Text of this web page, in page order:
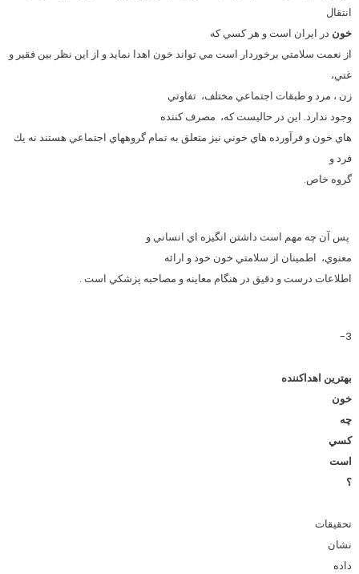
انتقال
خون در ايران است و هر كسي كه
از نعمت سلامتي برخوردار است مي تواند خون اهدا نمايد و از اين نظر بين فقير و
غني،
زن ، مرد و طبقات اجتماعي مختلف، تفاوتي
وجود ندارد. این در حالیست که، مصرف كننده
هاي خون و فرآورده هاي خوني نیز متعلق به تمام گروههاي اجتماعي هستند نه يك
فرد و
گروه خاص.
پس آن چه مهم است داشتن انگيزه اي انساني و
معنوي، اطمينان از سلامتي خون خود و ارائه
اطلاعات درست و دقيق در هنگام معاينه و مصاحبه پزشكي است .
3-
بهترين اهداکننده
خون
چه
کسي
است
؟
تحقيقات
نشان
داده